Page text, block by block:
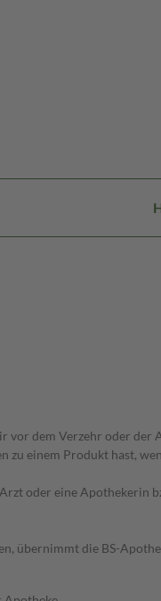
dem Verzehr oder
zu einem Produkt hast,
oder eine Apothekerin
die BS-